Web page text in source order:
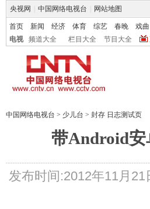
央视网 中国网络电视台 网站地图
首页 新闻 经济 体育 综艺 春晚 戏曲
电视
频道大全 栏目大全 节目大全
中国网络电视台 > 少儿台 > 封存 日志测试页
带Android
发布时间:2012年11月21